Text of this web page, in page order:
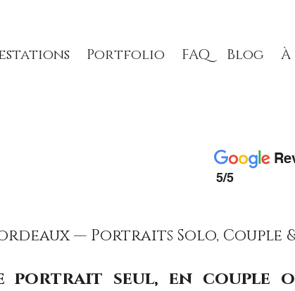
Portfolio FAQ Blog À
5/5
— Portraits Solo, Couple
portrait seul, en couple